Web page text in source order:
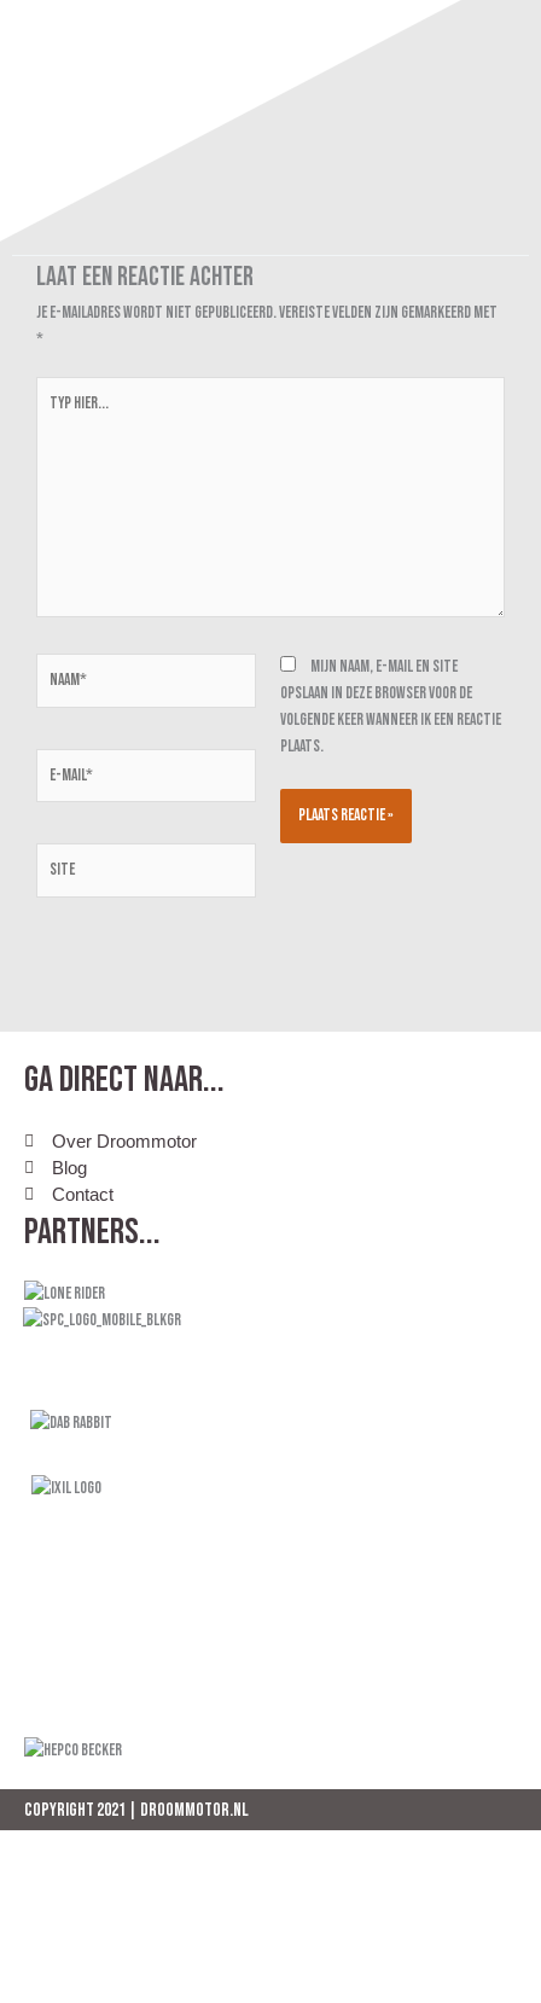
Laat een reactie achter
Je e-mailadres wordt niet gepubliceerd.Vereiste velden zijn gemarkeerd met
*
Mijn naam, e-mail en site
opslaan in deze browser voor de
volgende keer wanneer ik een reactie
plaats.
Ga direct naar...
Over Droommotor
Blog
Contact
Partners...
COPYRIGHT 2021 | DROOMMOTOR.NL